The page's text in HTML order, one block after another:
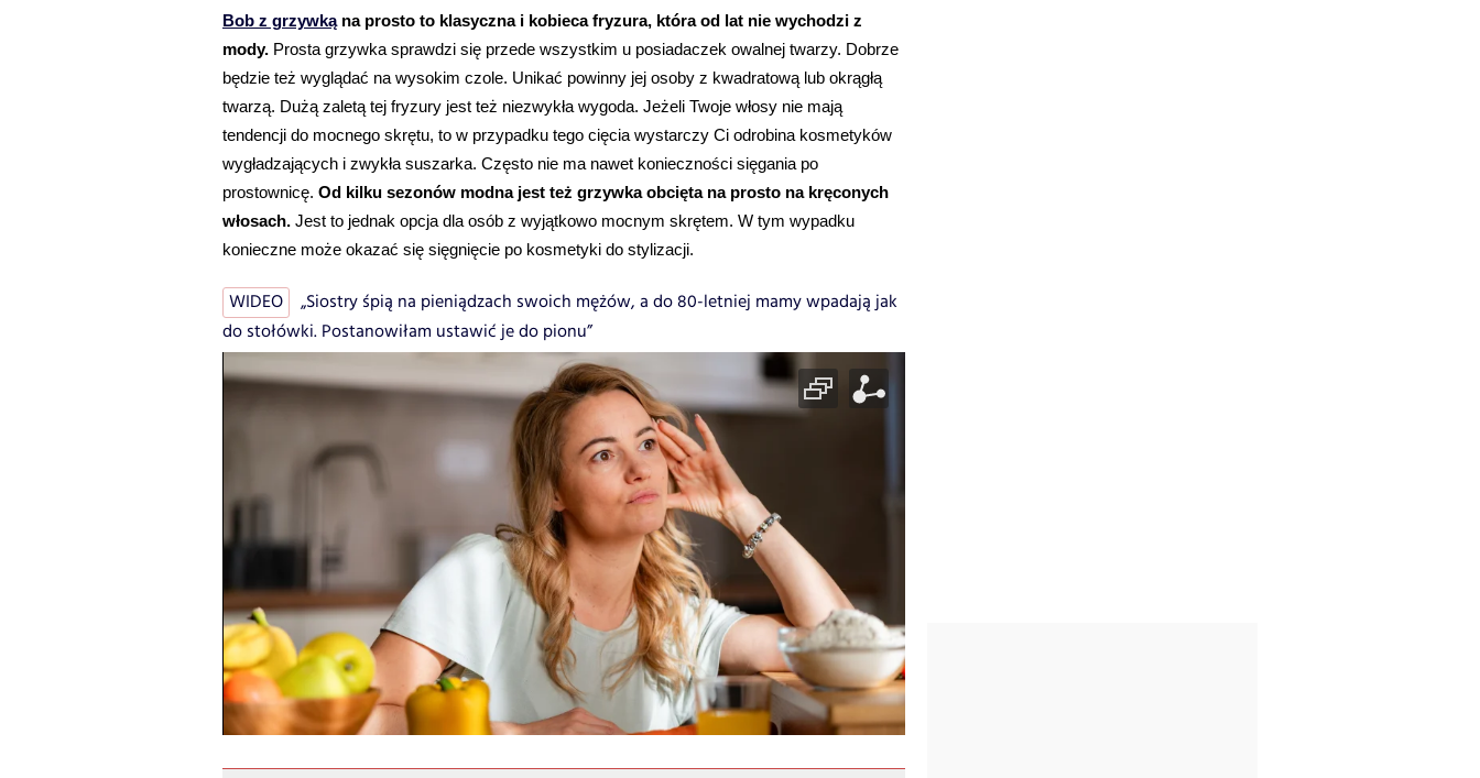
Bob z grzywką na prosto to klasyczna i kobieca fryzura, która od lat nie wychodzi z
mody. Prosta grzywka sprawdzi się przede wszystkim u posiadaczek owalnej twarzy. Dobrze
będzie też wyglądać na wysokim czole. Unikać powinny jej osoby z kwadratową lub okrągłą
twarzą. Dużą zaletą tej fryzury jest też niezwykła wygoda. Jeżeli Twoje włosy nie mają
tendencji do mocnego skrętu, to w przypadku tego cięcia wystarczy Ci odrobina kosmetyków
wygładzających i zwykła suszarka. Często nie ma nawet konieczności sięgania po
prostownicę. Od kilku sezonów modna jest też grzywka obcięta na prosto na kręconych
włosach. Jest to jednak opcja dla osób z wyjątkowo mocnym skrętem. W tym wypadku
konieczne może okazać się sięgnięcie po kosmetyki do stylizacji.
WIDEO
„Siostry śpią na pieniądzach swoich mężów, a do 80-letniej mamy wpadają jak
do stołówki. Postanowiłam ustawić je do pionu”